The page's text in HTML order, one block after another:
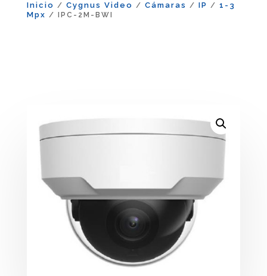
Inicio / Cygnus Video / Cámaras / IP / 1-3
Mpx / IPC-2M-BWI